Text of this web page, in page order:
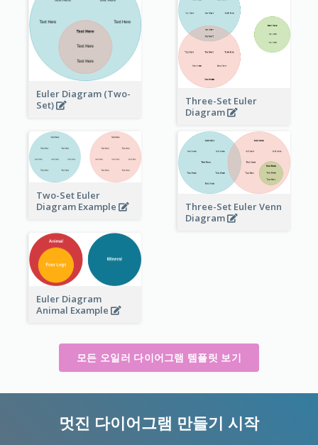
Euler Diagram (Two-
Set)
Three-Set Euler
Diagram
Two-Set Euler
Diagram Example
Three-Set Euler Venn
Diagram
Euler Diagram
Animal Example
모든 오일러 다이어그램 템플릿 보기
멋진 다이어그램 만들기 시작